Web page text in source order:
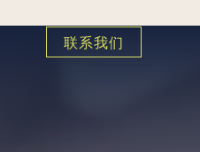
联系我们